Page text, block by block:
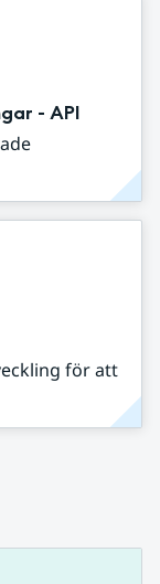
- API
för att